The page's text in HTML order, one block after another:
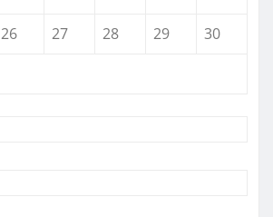
26 27 28 29
30